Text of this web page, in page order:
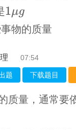
1 μg
物的质量
07:54
题 下载题目
质量，通常要